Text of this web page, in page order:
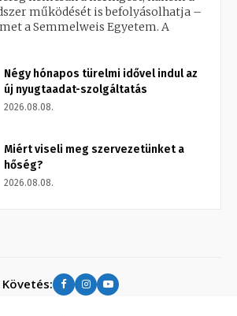
működését is befolyásolhatja –
a Semmelweis Egyetem. A
Négy hónapos türelmi idővel indul az
új nyugtaadat-szolgáltatás
2026.08.08.
Miért viseli meg szervezetünket a
hőség?
2026.08.08.
Követés: